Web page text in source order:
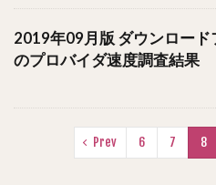
2019年09月版 ダウンロー
のプロバイダ速度調査結果
Prev 6 7 8